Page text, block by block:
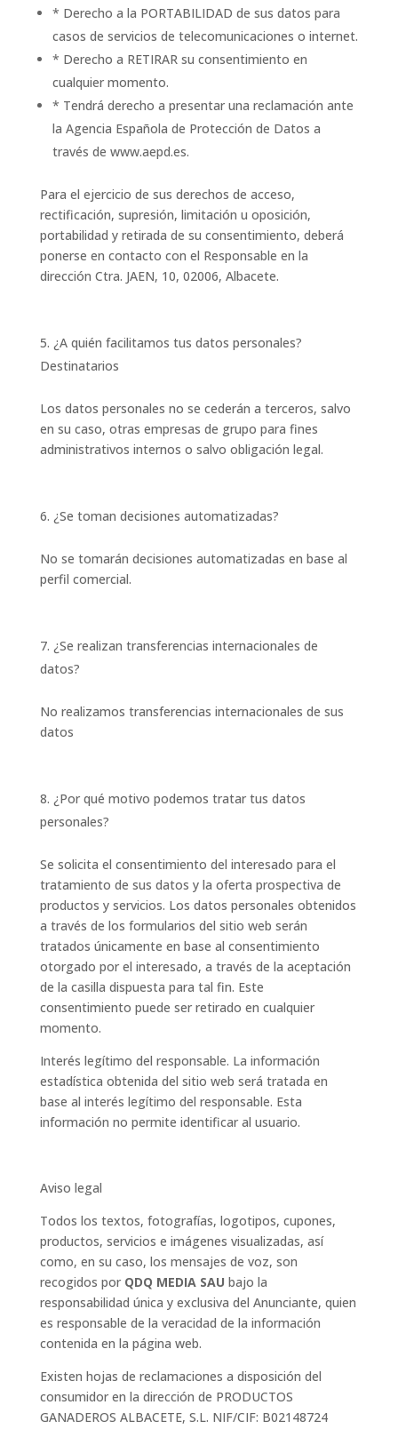
* Derecho a la PORTABILIDAD de sus datos para
casos de servicios de telecomunicaciones o internet.
* Derecho a RETIRAR su consentimiento en
cualquier momento.
* Tendrá derecho a presentar una reclamación ante
la Agencia Española de Protección de Datos a
través de www.aepd.es.
Para el ejercicio de sus derechos de acceso,
rectificación, supresión, limitación u oposición,
portabilidad y retirada de su consentimiento, deberá
ponerse en contacto con el Responsable en la
dirección Ctra. JAEN, 10, 02006, Albacete.
¿A quién facilitamos tus datos personales?
Destinatarios
Los datos personales no se cederán a terceros, salvo
en su caso, otras empresas de grupo para fines
administrativos internos o salvo obligación legal.
¿Se toman decisiones automatizadas?
No se tomarán decisiones automatizadas en base al
perfil comercial.
¿Se realizan transferencias internacionales de
datos?
No realizamos transferencias internacionales de sus
datos
¿Por qué motivo podemos tratar tus datos
personales?
Se solicita el consentimiento del interesado para el
tratamiento de sus datos y la oferta prospectiva de
productos y servicios. Los datos personales obtenidos
a través de los formularios del sitio web serán
tratados únicamente en base al consentimiento
otorgado por el interesado, a través de la aceptación
de la casilla dispuesta para tal fin. Este
consentimiento puede ser retirado en cualquier
momento.
Interés legítimo del responsable. La información
estadística obtenida del sitio web será tratada en
base al interés legítimo del responsable. Esta
información no permite identificar al usuario.
Aviso legal
Todos los textos, fotografías, logotipos, cupones,
productos, servicios e imágenes visualizadas, así
como, en su caso, los mensajes de voz, son
recogidos por QDQ MEDIA SAU bajo la
responsabilidad única y exclusiva del Anunciante, quien
es responsable de la veracidad de la información
contenida en la página web.
Existen hojas de reclamaciones a disposición del
consumidor en la dirección de PRODUCTOS
GANADEROS ALBACETE, S.L. NIF/CIF: B02148724